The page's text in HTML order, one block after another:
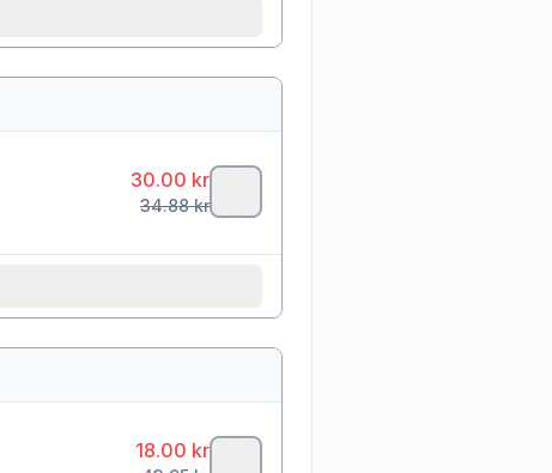
30.00 kr
34.88kr
18.00 kr